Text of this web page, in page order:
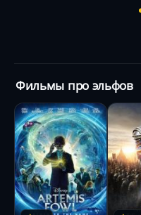
Фильмы про эльфов